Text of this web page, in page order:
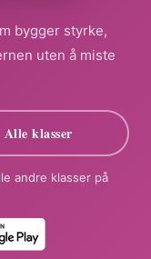
bygger styrke,
uten å miste
Alle klasser
andre klasser på